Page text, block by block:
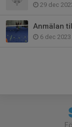
29 dec
Anmälan
6 dec 2023